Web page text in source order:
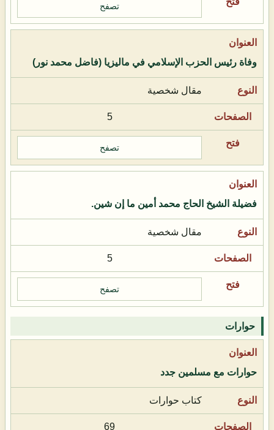
تصفح
وفاة رئيس الحزب الإسلامي في ماليزيا (فاضل محمد نور)
مقال شخصية
5
تصفح
فضيلة الشيخ الحاج محمد أمين ما إن شين.
مقال شخصية
5
تصفح
حوارات
حوارات مع مسلمين جدد
كتاب حوارات
69